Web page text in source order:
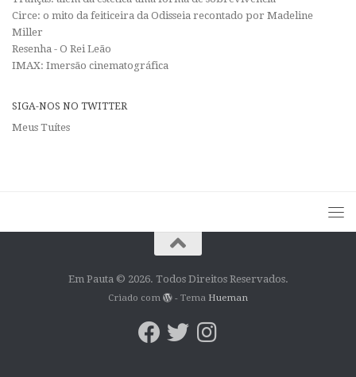
Circe: o mito da feiticeira da Odisseia recontado por Madeline
Miller
Resenha - O Rei Leão
IMAX: Imersão cinematográfica
SIGA-NOS NO TWITTER
Meus Tuítes
Em Pauta © 2026. Todos Direitos Reservados.
Criado com - Tema Hueman